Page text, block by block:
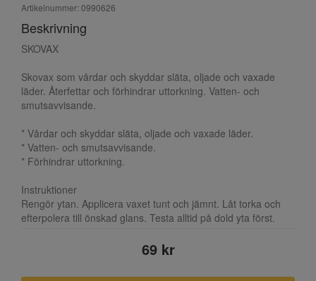
Artikelnummer: 0990626
Beskrivning
SKOVAX
Skovax som vårdar och skyddar släta, oljade och vaxade
läder. Återfettar och förhindrar uttorkning. Vatten- och
smutsavvisande.
* Vårdar och skyddar släta, oljade och vaxade läder.
* Vatten- och smutsavvisande.
* Förhindrar uttorkning.
Instruktioner
Rengör ytan. Applicera vaxet tunt och jämnt. Låt torka och
efterpolera till önskad glans. Testa alltid på dold yta först.
69 kr